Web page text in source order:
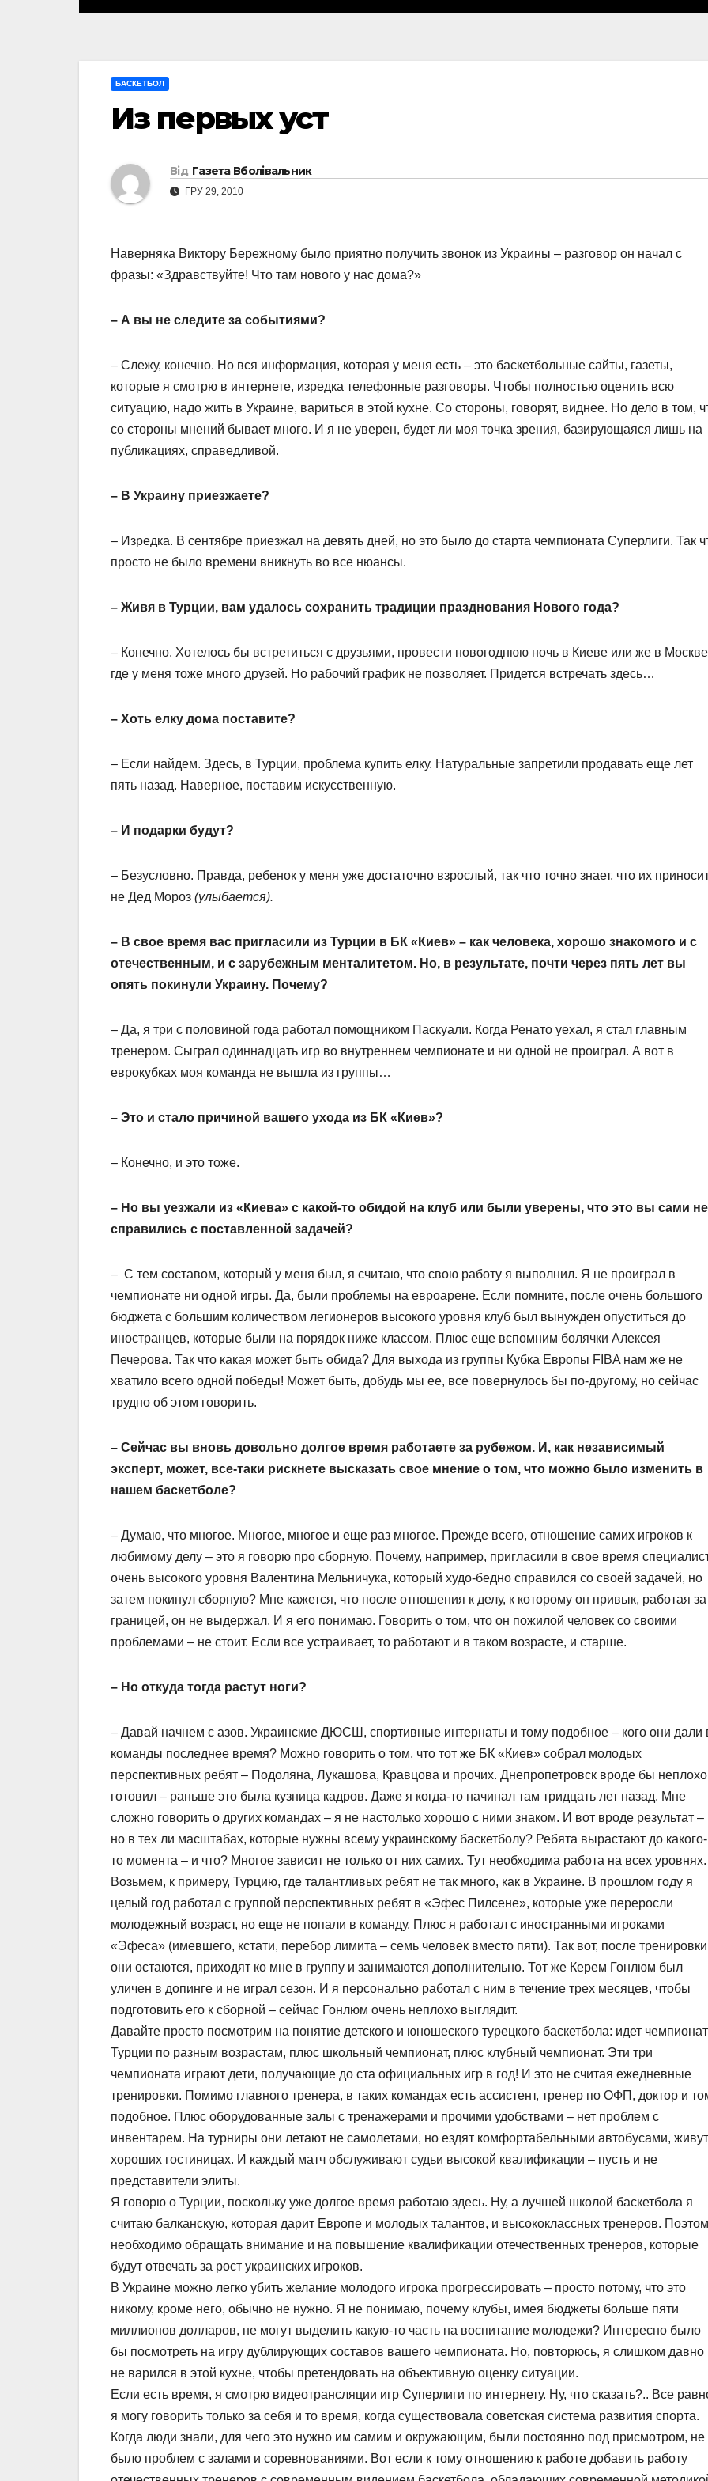
БАСКЕТБОЛ
Из первых уст
Від Газета Вболівальник
ГРУ 29, 2010
Наверняка Виктору Бережному было приятно получить звонок из Украины – разговор он начал с
фразы: «Здравствуйте! Что там нового у нас дома?»
– А вы не следите за событиями?
– Слежу, конечно. Но вся информация, которая у меня есть – это баскетбольные сайты, газеты,
которые я смотрю в интернете, изредка телефонные разговоры. Чтобы полностью оценить всю
ситуацию, надо жить в Украине, вариться в этой кухне. Со стороны, говорят, виднее. Но дело в том,
со стороны мнений бывает много. И я не уверен, будет ли моя точка зрения, базирующаяся лишь на
публикациях, справедливой.
– В Украину приезжаете?
– Изредка. В сентябре приезжал на девять дней, но это было до старта чемпионата Суперлиги. Так
просто не было времени вникнуть во все нюансы.
– Живя в Турции, вам удалось сохранить традиции празднования Нового года?
– Конечно. Хотелось бы встретиться с друзьями, провести новогоднюю ночь в Киеве или же в
где у меня тоже много друзей. Но рабочий график не позволяет. Придется встречать здесь…
– Хоть елку дома поставите?
– Если найдем. Здесь, в Турции, проблема купить елку. Натуральные запретили продавать еще лет
пять назад. Наверное, поставим искусственную.
– И подарки будут?
– Безусловно. Правда, ребенок у меня уже достаточно взрослый, так что точно знает, что их
не Дед Мороз (улыбается).
– В свое время вас пригласили из Турции в БК «Киев» – как человека, хорошо знакомого и с
отечественным, и с зарубежным менталитетом. Но, в результате, почти через пять лет вы
опять покинули Украину. Почему?
– Да, я три с половиной года работал помощником Паскуали. Когда Ренато уехал, я стал главным
тренером. Сыграл одиннадцать игр во внутреннем чемпионате и ни одной не проиграл. А вот в
еврокубках моя команда не вышла из группы…
– Это и стало причиной вашего ухода из БК «Киев»?
– Конечно, и это тоже.
– Но вы уезжали из «Киева» с какой-то обидой на клуб или были уверены, что это вы сами не
справились с поставленной задачей?
– С тем составом, который у меня был, я считаю, что свою работу я выполнил. Я не проиграл в
чемпионате ни одной игры. Да, были проблемы на евроарене. Если помните, после очень большого
бюджета с большим количеством легионеров высокого уровня клуб был вынужден опуститься до
иностранцев, которые были на порядок ниже классом. Плюс еще вспомним болячки Алексея
Печерова. Так что какая может быть обида? Для выхода из группы Кубка Европы FIBA нам же не
хватило всего одной победы! Может быть, добудь мы ее, все повернулось бы по-другому, но сейчас
трудно об этом говорить.
– Сейчас вы вновь довольно долгое время работаете за рубежом. И, как независимый
эксперт, может, все-таки рискнете высказать свое мнение о том, что можно было изменить в
нашем баскетболе?
– Думаю, что многое. Многое, многое и еще раз многое. Прежде всего, отношение самих игроков к
любимому делу – это я говорю про сборную. Почему, например, пригласили в свое время
очень высокого уровня Валентина Мельничука, который худо-бедно справился со своей задачей, но
затем покинул сборную? Мне кажется, что после отношения к делу, к которому он привык, работая за
границей, он не выдержал. И я его понимаю. Говорить о том, что он пожилой человек со своими
проблемами – не стоит. Если все устраивает, то работают и в таком возрасте, и старше.
– Но откуда тогда растут ноги?
– Давай начнем с азов. Украинские ДЮСШ, спортивные интернаты и тому подобное – кого они дали
команды последнее время? Можно говорить о том, что тот же БК «Киев» собрал молодых
перспективных ребят – Подоляна, Лукашова, Кравцова и прочих. Днепропетровск вроде бы неплохо
готовил – раньше это была кузница кадров. Даже я когда-то начинал там тридцать лет назад. Мне
сложно говорить о других командах – я не настолько хорошо с ними знаком. И вот вроде результат –
но в тех ли масштабах, которые нужны всему украинскому баскетболу? Ребята вырастают до какого-
то момента – и что? Многое зависит не только от них самих. Тут необходима работа на всех уровнях.
Возьмем, к примеру, Турцию, где талантливых ребят не так много, как в Украине. В прошлом году я
целый год работал с группой перспективных ребят в «Эфес Пилсене», которые уже переросли
молодежный возраст, но еще не попали в команду. Плюс я работал с иностранными игроками
«Эфеса» (имевшего, кстати, перебор лимита – семь человек вместо пяти). Так вот, после тренировки
они остаются, приходят ко мне в группу и занимаются дополнительно. Тот же Керем Гонлюм был
уличен в допинге и не играл сезон. И я персонально работал с ним в течение трех месяцев, чтобы
подготовить его к сборной – сейчас Гонлюм очень неплохо выглядит.
Давайте просто посмотрим на понятие детского и юношеского турецкого баскетбола: идет чемпионат
Турции по разным возрастам, плюс школьный чемпионат, плюс клубный чемпионат. Эти три
чемпионата играют дети, получающие до ста официальных игр в год! И это не считая ежедневные
тренировки. Помимо главного тренера, в таких командах есть ассистент, тренер по ОФП, доктор и
подобное. Плюс оборудованные залы с тренажерами и прочими удобствами – нет проблем с
инвентарем. На турниры они летают не самолетами, но ездят комфортабельными автобусами,
хороших гостиницах. И каждый матч обслуживают судьи высокой квалификации – пусть и не
представители элиты.
Я говорю о Турции, поскольку уже долгое время работаю здесь. Ну, а лучшей школой баскетбола я
считаю балканскую, которая дарит Европе и молодых талантов, и высококлассных тренеров.
необходимо обращать внимание и на повышение квалификации отечественных тренеров, которые
будут отвечать за рост украинских игроков.
В Украине можно легко убить желание молодого игрока прогрессировать – просто потому, что это
никому, кроме него, обычно не нужно. Я не понимаю, почему клубы, имея бюджеты больше пяти
миллионов долларов, не могут выделить какую-то часть на воспитание молодежи? Интересно было
бы посмотреть на игру дублирующих составов вашего чемпионата. Но, повторюсь, я слишком давно
не варился в этой кухне, чтобы претендовать на объективную оценку ситуации.
Если есть время, я смотрю видеотрансляции игр Суперлиги по интернету. Ну, что сказать?.. Все
я могу говорить только за себя и то время, когда существовала советская система развития спорта.
Когда люди знали, для чего это нужно им самим и окружающим, были постоянно под присмотром, не
было проблем с залами и соревнованиями. Вот если к тому отношению к работе добавить работу